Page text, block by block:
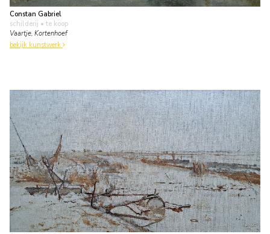
Constan Gabriel
schilderij • te koop
Vaartje, Kortenhoef
bekijk kunstwerk